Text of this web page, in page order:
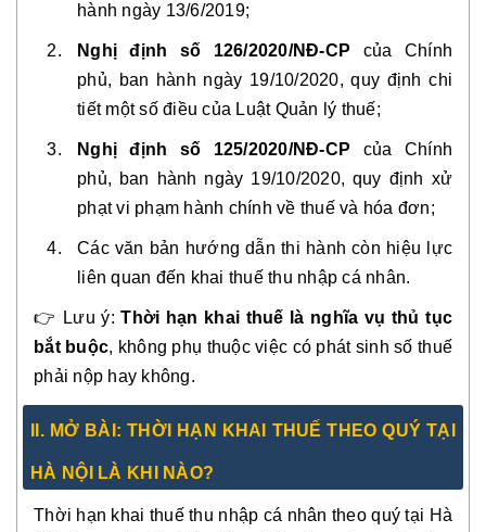
hành ngày 13/6/2019;
Nghị định số 126/2020/NĐ-CP của Chính
phủ, ban hành ngày 19/10/2020, quy định chi
tiết một số điều của Luật Quản lý thuế;
Nghị định số 125/2020/NĐ-CP của Chính
phủ, ban hành ngày 19/10/2020, quy định xử
phạt vi phạm hành chính về thuế và hóa đơn;
Các văn bản hướng dẫn thi hành còn hiệu lực
liên quan đến khai thuế thu nhập cá nhân.
👉 Lưu ý:Thời hạn khai thuế là nghĩa vụ thủ tục
bắt buộc, không phụ thuộc việc có phát sinh số thuế
phải nộp hay không.
II. MỞ BÀI: THỜI HẠN KHAI THUẾ THEO QUÝ TẠI
HÀ NỘI LÀ KHI NÀO?
Thời hạn khai thuế thu nhập cá nhân theo quý tại Hà